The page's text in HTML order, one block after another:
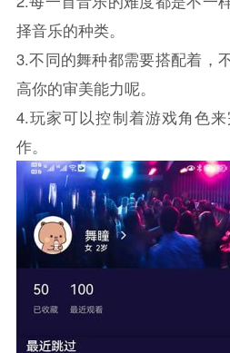
择音乐的种类。
3.不同的舞种都需要搭配着，
高你的审美能力呢。
4.玩家可以控制着游戏角色
作。